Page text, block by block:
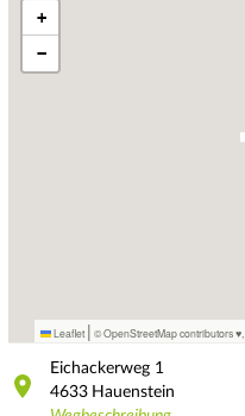
+
−
Leaflet | © OpenStreetMap contributors ♥,
Eichackerweg 1
4633 Hauenstein